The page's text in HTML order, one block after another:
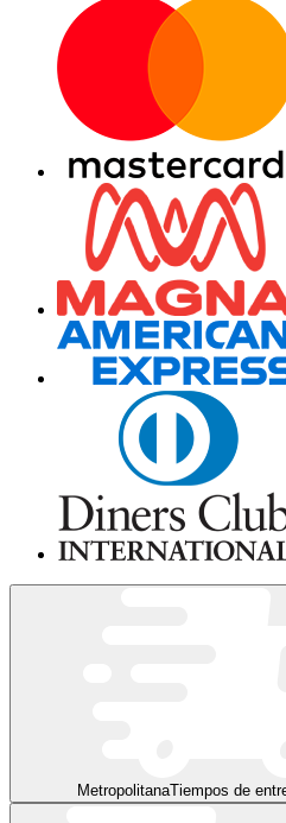
MetropolitanaTiempos de